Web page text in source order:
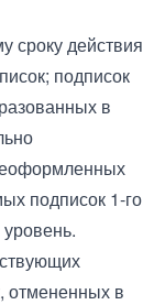
сроку действия
подписок
в
подписок 1-го
отмененных в